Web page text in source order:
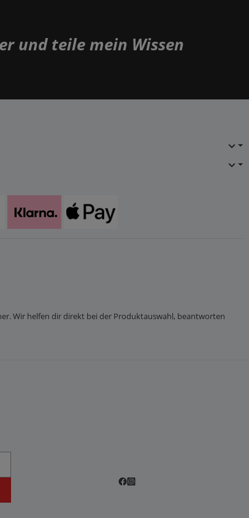
und teile mein Wissen
Wir helfen dir direkt bei der Produktauswahl, beantworten